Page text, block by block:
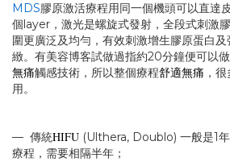
MDS膠原激活療程用同一個機頭可以直
個layer，激光是螺旋式發射，全段式刺激
圍更廣泛及均勻，有效刺激增生膠原蛋白
緻。有美容博客試做過指約20分鐘便可以
無痛觸感技術，所以整個療程舒適無痛 ，
用。
— 傳統HIFU (Ulthera, Doublo) 一般是1
療程，需要相隔半年；